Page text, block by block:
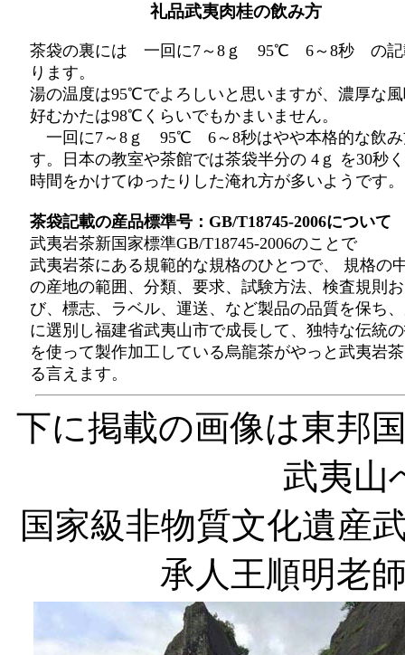
礼品武夷肉桂の飲み方
茶袋の裏には 一回に7～8ｇ 95℃ 6～8秒 の記
ります。
湯の温度は95℃でよろしいと思いますが、濃厚な
好むかたは98℃くらいでもかまいません。
一回に7～8ｇ 95℃ 6～8秒はやや本格的な飲み
す。日本の教室や茶館では茶袋半分の 4ｇ を30秒
時間をかけてゆったりした淹れ方が多いようです。
茶袋記載の産品標準号：GB/T18745-2006について
武夷岩茶新国家標準GB/T18745-2006のことで
武夷岩茶にある規範的な規格のひとつで、 規格の
の産地の範囲、分類、要求、試験方法、検査規則
び、標志、ラベル、運送、など製品の品質を保ち
に選別し福建省武夷山市で成長して、独特な伝統
を使って製作加工している烏龍茶がやっと武夷岩
る言えます。
下に掲載の画像は東邦
武夷山
国家級非物質文化遺産
承人王順明老